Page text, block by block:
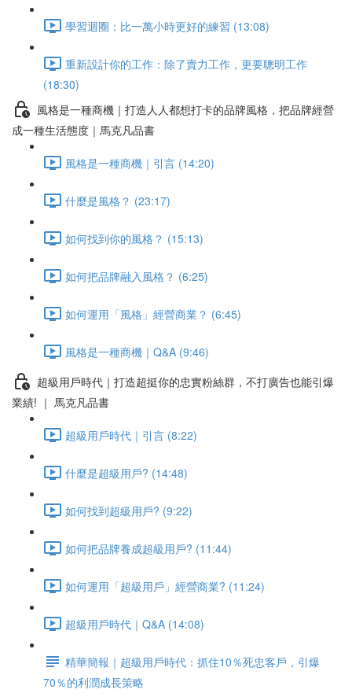
學習迴圈：比一萬小時更好的練習 (13:08)
重新設計你的工作：除了賣力工作，更要聰明工作
(18:30)
風格是一種商機｜打造人人都想打卡的品牌風格，把品牌經營
成一種生活態度｜馬克凡品書
風格是一種商機｜引言 (14:20)
什麼是風格？ (23:17)
如何找到你的風格？ (15:13)
如何把品牌融入風格？ (6:25)
如何運用「風格」經營商業？ (6:45)
風格是一種商機｜Q&A (9:46)
超級用戶時代｜打造超挺你的忠實粉絲群，不打廣告也能引爆
業績! ｜ 馬克凡品書
超級用戶時代｜引言 (8:22)
什麼是超級用戶? (14:48)
如何找到超級用戶? (9:22)
如何把品牌養成超級用戶? (11:44)
如何運用「超級用戶」經營商業? (11:24)
超級用戶時代｜Q&A (14:08)
精華簡報｜超級用戶時代：抓住10％死忠客戶，引爆
70％的利潤成長策略